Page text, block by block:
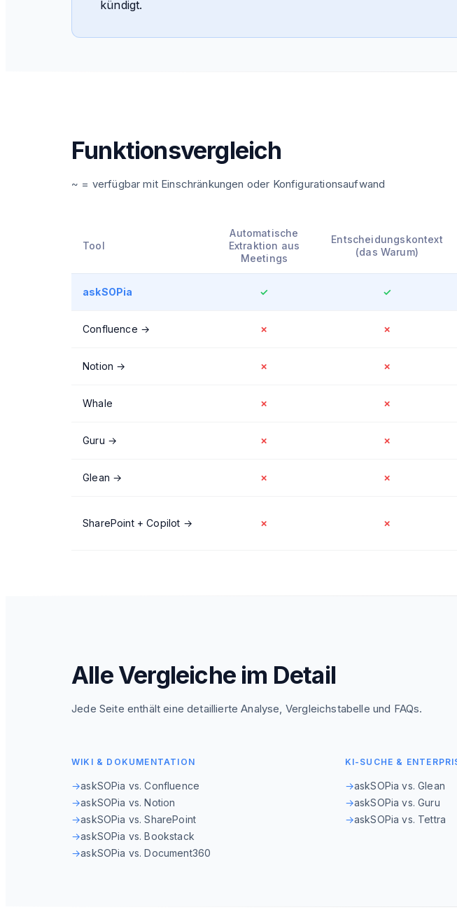
kündigt.
Funktionsvergleich
~ = verfügbar mit Einschränkungen oder Konfigurationsaufwand
Tool
Automatische
Extraktion aus
Meetings
Entscheidungskontext
(das Warum)
askSOPia ✓ ✓
Confluence → ✗ ✗
Notion → ✗ ✗
Whale ✗ ✗
Guru → ✗ ✗
Glean → ✗ ✗
SharePoint + Copilot → ✗ ✗
Alle Vergleiche im Detail
Jede Seite enthält eine detaillierte Analyse, Vergleichstabelle und FAQs.
WIKI & DOKUMENTATION
→askSOPia vs. Confluence
→askSOPia vs. Notion
→askSOPia vs. SharePoint
→askSOPia vs. Bookstack
→askSOPia vs. Document360
KI-SUCHE &
→askSOPia vs. Glean
→askSOPia vs. Guru
→askSOPia vs. Tettra